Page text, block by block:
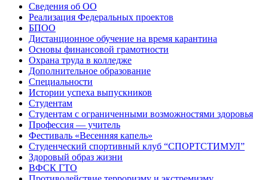
Сведения об ОО
Реализация Федеральных проектов
БПОО
Дистанционное обучение на время карантина
Основы финансовой грамотности
Охрана труда в колледже
Дополнительное образование
Специальности
Истории успеха выпускников
Студентам
Студентам с ограниченными возможностями здоровья
Профессия — учитель
Фестиваль «Весенняя капель»
Студенческий спортивный клуб “СПОРТСТИМУЛ”
Здоровый образ жизни
ВФСК ГТО